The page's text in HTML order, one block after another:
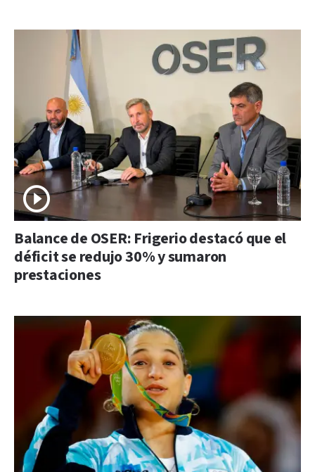
Balance de OSER: Frigerio destacó que el
déficit se redujo 30% y sumaron
prestaciones